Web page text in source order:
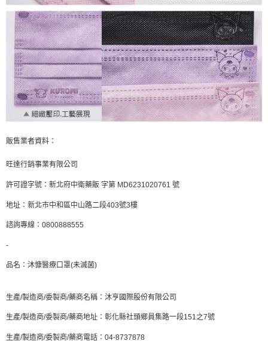
販售業者資料：
旺達行銷事業有限公司
許可證字號：新北府中衛藥販 字第 MD6231020761 號
地址：新北市中和區中山路二段403號3樓
諮詢專線：0800888555
-
品名：沐慷醫療口罩(未滅菌)
生產/製造商/委製商/藥商名稱：沐亨國際股份有限公司
生產/製造商/委製商/藥商地址：彰化縣社頭鄉員集路一段151之7號
生產/製造商/委製商/藥商電話：04-8737878